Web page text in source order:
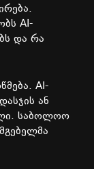
.
AI-
და რა
. AI-
დასჯის ან
. საბოლოო